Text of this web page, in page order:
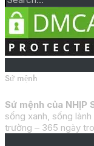
Sứ mệnh
Sứ mệnh của NHỊP
sống xanh, sống
trường – 365 ngày